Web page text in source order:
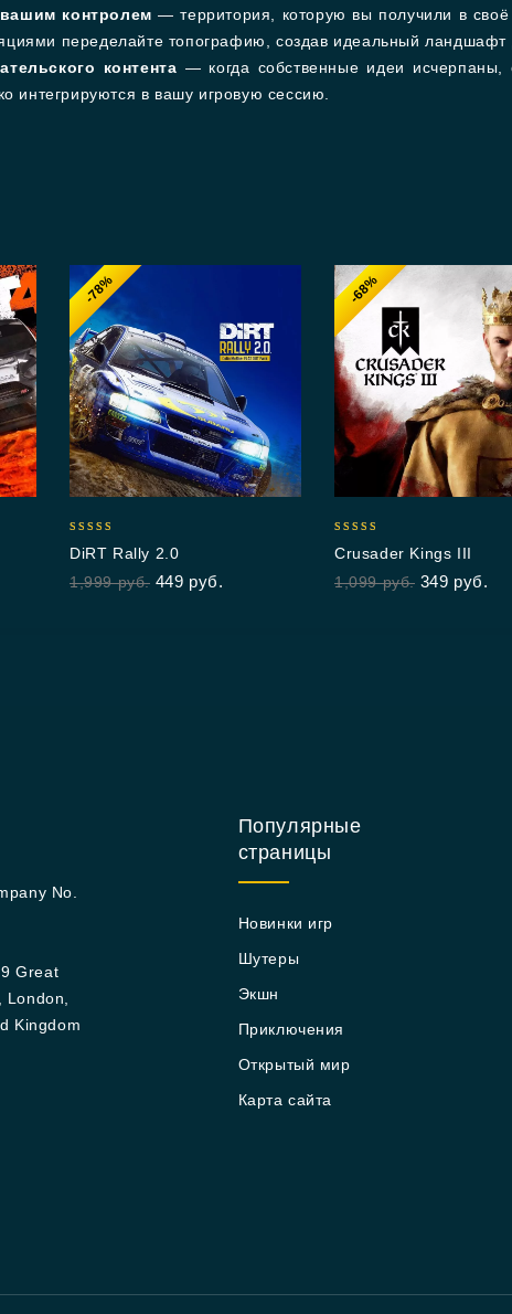
контролем — территория, которую вы получили в
переделайте топографию, создав идеальный ландшафт
контента — когда собственные идеи исчерпаны,
интегрируются в вашу игровую сессию.
-78%
out of 5
DiRT Rally 2.0
1,999руб. 449 руб.
-68%
out of 5
Crusader Kings III
1,099руб. 349 руб.
No.
Great
London,
Kingdom
Популярные
страницы
Новинки игр
Шутеры
Экшн
Приключения
Открытый мир
Карта сайта